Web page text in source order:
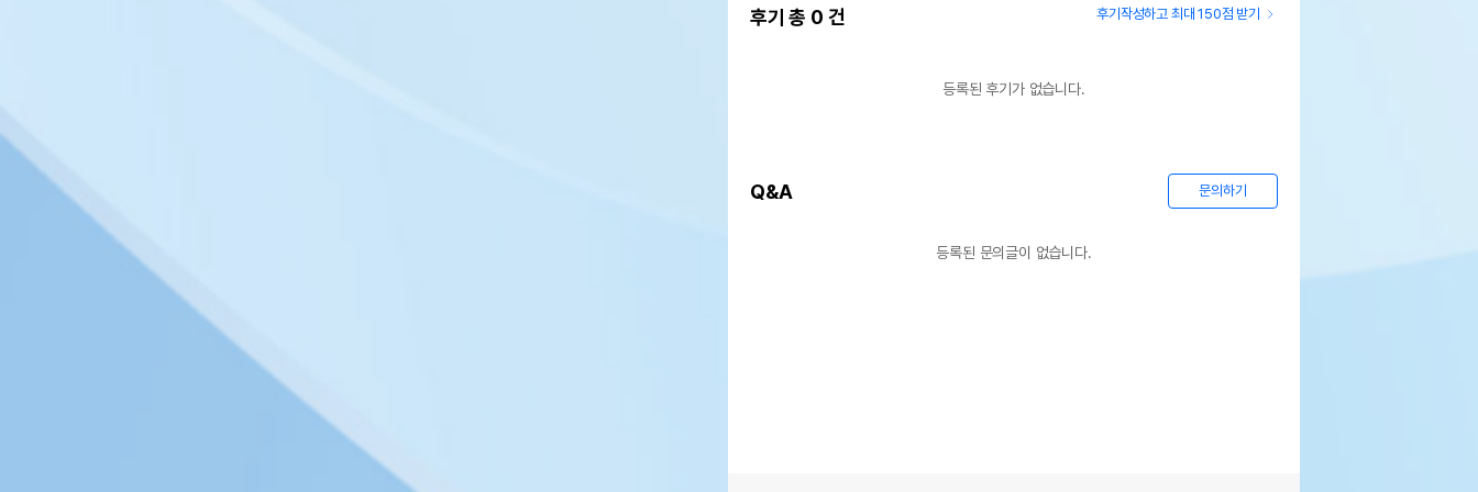
후기 총 0 건 후기작성하고 최대 150점 받기
등록된 후기가 없습니다.
Q&A 문의하기
등록된 문의글이 없습니다.